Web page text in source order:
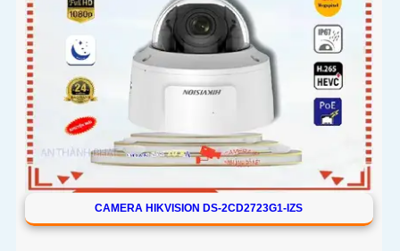
CAMERA HIKVISION DS-2CD2723G1-IZS